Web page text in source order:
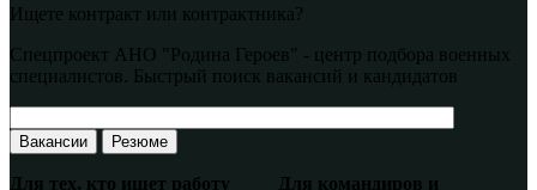
Ищете контракт или контрактника?
Спецпроект АНО "Родина Героев" - центр подбора военных
специалистов. Быстрый поиск вакансий и кандидатов
Вакансии Резюме
Для тех, кто ищет работу
Для командиров и